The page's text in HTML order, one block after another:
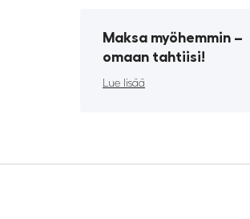
Maksa myöhemmin ­–
omaan tahtiisi!
Lue lisää